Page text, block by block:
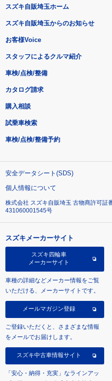
スズキ自販埼玉ホーム
スズキ自販埼玉からのお知らせ
お客様Voice
スタッフによるクルマ紹介
車検/点検/整備
カタログ請求
購入相談
試乗車検索
車検/点検/整備予約
安全データシート(SDS)
個人情報について
株式会社 スズキ自販埼玉 古物商許可証
431060001545号
スズキメーカーサイト
スズキ四輪車
メーカーサイト
車種の詳細などメーカー情報をご覧
いただける、メーカーサイトです。
メールマガジン登録
ご登録いただくと、さまざまな情報
をメールでお届けします。
スズキ中古車情報サイト
「安心・納得・充実」なラインアッ